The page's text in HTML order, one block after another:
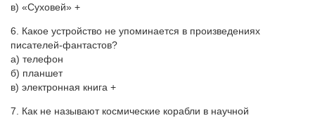
в) «Суховей» +
6. Какое устройство не упоминается в произведениях
писателей-фантастов?
а) телефон
б) планшет
в) электронная книга +
7. Как не называют космические корабли в научной